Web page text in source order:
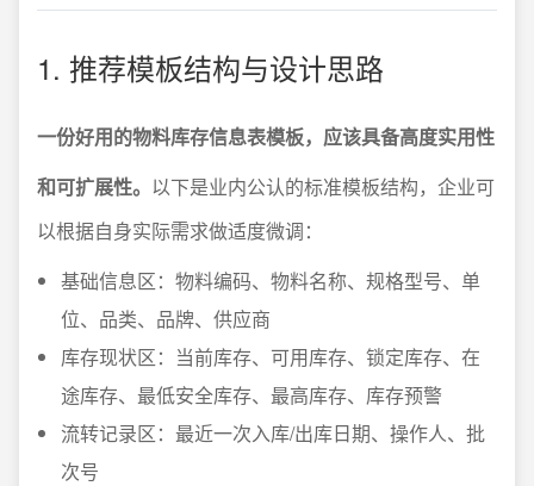
1. 推荐模板结构与设计思路
一份好用的物料库存信息表模板，应该具备高度实用性
和可扩展性。 以下是业内公认的标准模板结构，企业可
以根据自身实际需求做适度微调：
基础信息区：物料编码、物料名称、规格型号、单
位、品类、品牌、供应商
库存现状区：当前库存、可用库存、锁定库存、在
途库存、最低安全库存、最高库存、库存预警
流转记录区：最近一次入库/出库日期、操作人、批
次号